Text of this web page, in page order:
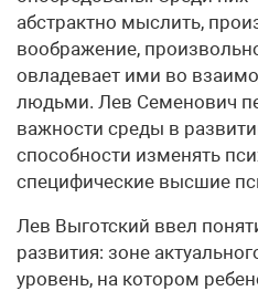
абстрактно мыслить,
воображение,
овладевает ими во
людьми. Лев Семенович
важности среды в
способности изменять
специфические высшие
Лев Выготский ввел
развития: зоне
уровень, на котором